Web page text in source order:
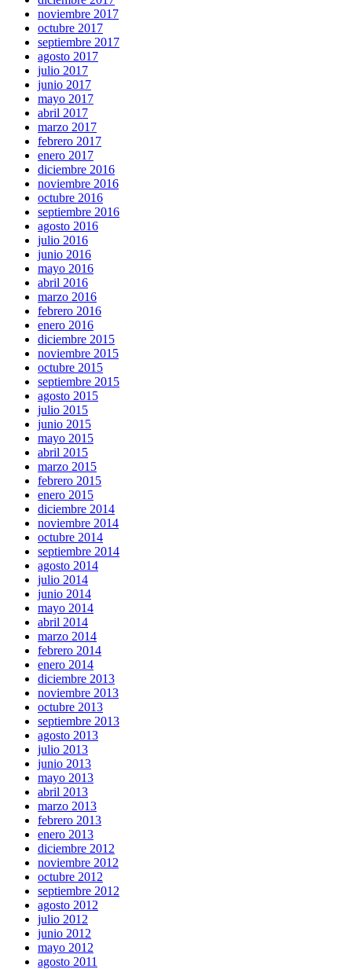
noviembre 2017
octubre 2017
septiembre 2017
agosto 2017
julio 2017
junio 2017
mayo 2017
abril 2017
marzo 2017
febrero 2017
enero 2017
diciembre 2016
noviembre 2016
octubre 2016
septiembre 2016
agosto 2016
julio 2016
junio 2016
mayo 2016
abril 2016
marzo 2016
febrero 2016
enero 2016
diciembre 2015
noviembre 2015
octubre 2015
septiembre 2015
agosto 2015
julio 2015
junio 2015
mayo 2015
abril 2015
marzo 2015
febrero 2015
enero 2015
diciembre 2014
noviembre 2014
octubre 2014
septiembre 2014
agosto 2014
julio 2014
junio 2014
mayo 2014
abril 2014
marzo 2014
febrero 2014
enero 2014
diciembre 2013
noviembre 2013
octubre 2013
septiembre 2013
agosto 2013
julio 2013
junio 2013
mayo 2013
abril 2013
marzo 2013
febrero 2013
enero 2013
diciembre 2012
noviembre 2012
octubre 2012
septiembre 2012
agosto 2012
julio 2012
junio 2012
mayo 2012
agosto 2011